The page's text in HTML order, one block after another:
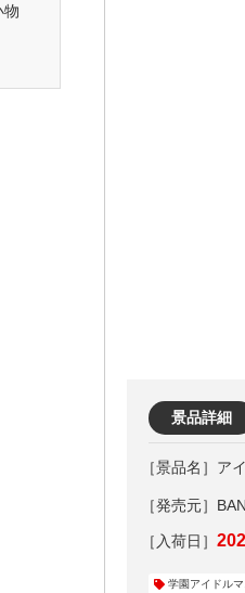
景品詳細
ア
［発売元］
学園アイドル
物